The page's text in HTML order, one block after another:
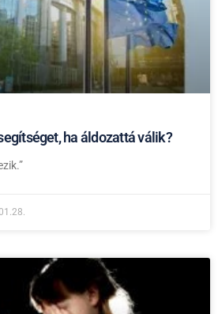
ha áldozattá válik?